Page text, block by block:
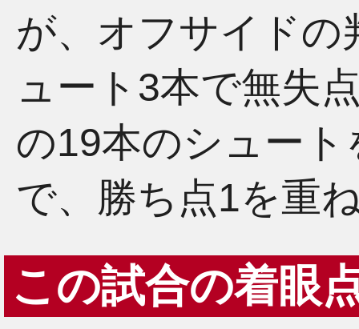
が、オフサイドの
ュート3本で無失
の19本のシュー
で、勝ち点1を重
この試合の着眼